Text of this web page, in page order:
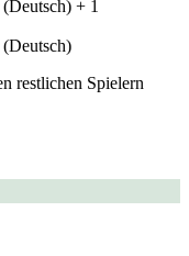
+ 1
restlichen Spielern